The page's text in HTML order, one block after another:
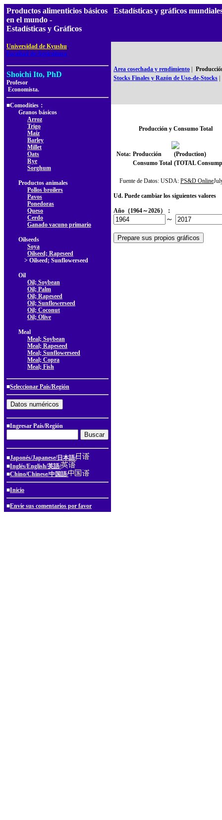
Productos alimenticios básicos
en el mundo -
Estadísticas y Gráficos
Universidad de Kyushu,
Facultad de Agricultura
Shoichi Ito, PhD
Profesor
Economista.
■Comodities：
Granos básicos
Arroz
Trigo
Maíz
Barley
Millet
Oats
Rye
Sorghum
Productos animales
Pollos broilers
Pavos
Ponedoras
Queso
Cerdo
Ganado vacuno primario
Oilseeds
Soya
Oilseed; Rapeseed
> Oilseed; Sunflowerseed
Oil
Oil; Soybean
Oil; Palm
Oil; Rapeseed
Oil; Sunflowerseed
Oil; Coconut
Oil; Olive
Meal
Meal; Soybean
Meal; Rapeseed
Meal; Sunflowerseed
Meal; Copra
Meal; Fish
■Seleccionar País/Región
■Ingresar País/Región
■Japonés/Japanese/日本語/
■Inglés/English/英語/
■Chino/Chinese/中国語/
■Inicio
■Envíe sus comentarios por favor
Estadísticas y gráficos
Area cosechada y rendimiento
Stocks Finales y Razón de Uso-de-Stocks
Producción y Consumo Total
Nota: Producción
(Production)
Consumo Total (TOTAL
Fuente de Datos: USDA: PS&D Online
Ud. Puede cambiar los siguientes valores
Año（1964～2026）：
～